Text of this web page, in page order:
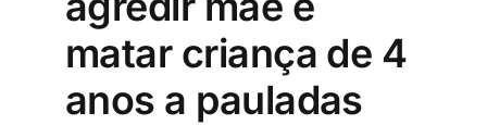
matar criança de 4
anos a pauladas